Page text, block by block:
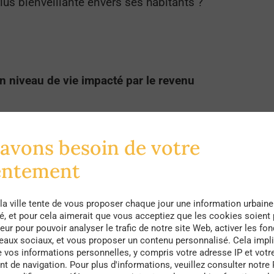
niveau de vie impacté par le revenu
n’a jamais été aussi faible depuis 10 ans
France, entre la baisse des revenus, la diminution
les habitants s’insurgent
lorsqu’on leur
d’impuissance face aux politiques
À Londres, les pauvres voient leur espérance de
d’aides de la sécurité sociale pour leurs
besoin de votre
ville tente de vous proposer chaque jour une information
et pour cela aimerait que vous acceptiez que les cookies soient
pour pouvoir analyser le trafic de notre site Web, activer les
sociaux, et vous proposer un contenu personnalisé. Cela
vos informations personnelles, y compris votre adresse IP et
de navigation. Pour plus d'informations, veuillez consulter notre